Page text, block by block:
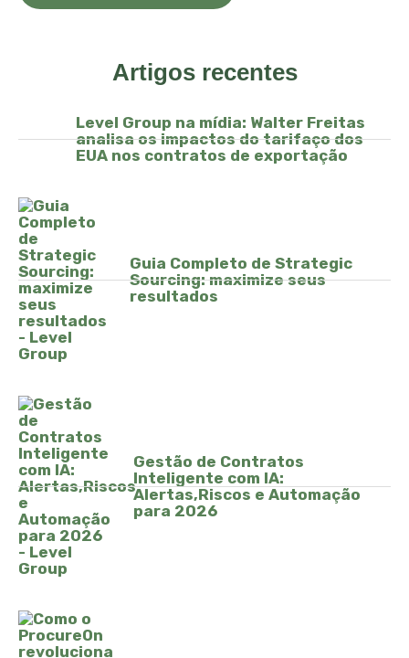
Artigos recentes
Level Group na mídia: Walter Freitas
analisa os impactos do tarifaço dos
EUA nos contratos de exportação
Guia Completo de Strategic
Sourcing: maximize seus
resultados
Gestão de Contratos
Inteligente com IA:
Alertas,Riscos e Automação
para 2026